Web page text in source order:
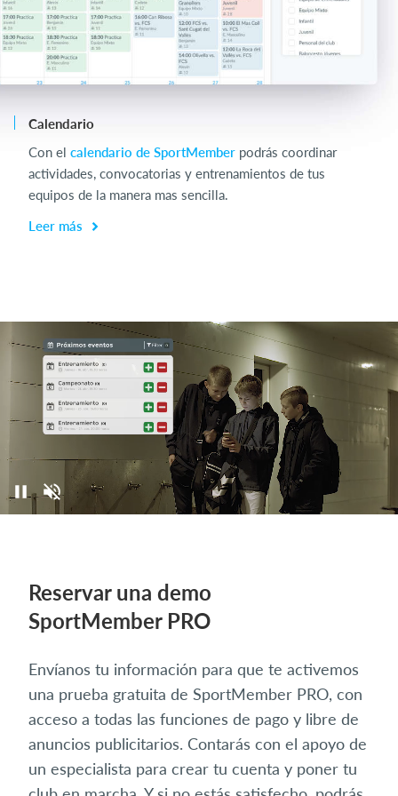
Calendario
Con el calendario de SportMember podrás coordinar
actividades, convocatorias y entrenamientos de tus
equipos de la manera mas sencilla.
Leer más
Reservar una demo
SportMember PRO
Envíanos tu información para que te activemos
una prueba gratuita de SportMember PRO, con
acceso a todas las funciones de pago y libre de
anuncios publicitarios. Contarás con el apoyo de
un especialista para crear tu cuenta y poner tu